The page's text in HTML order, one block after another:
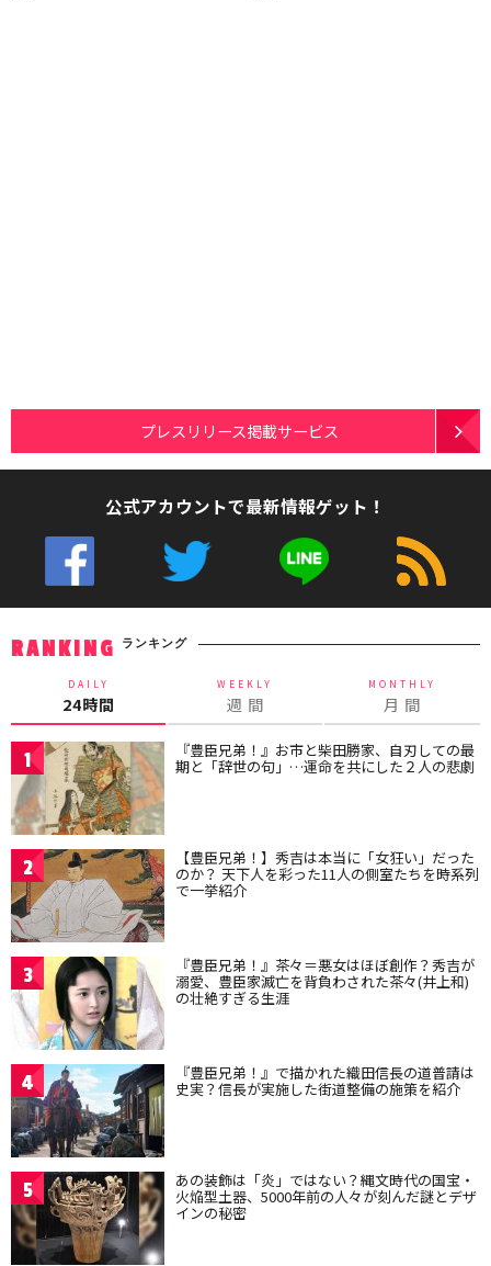
プレスリリース掲載サービス
公式アカウントで最新情報ゲット！
RANKING ランキング
DAILY
24時間
WEEKLY
週 間
MONTHLY
月 間
1 『豊臣兄弟！』お市と柴田勝家、自刃しての最
期と「辞世の句」…運命を共にした２人の悲劇
2 【豊臣兄弟！】秀吉は本当に「女狂い」だった
のか？ 天下人を彩った11人の側室たちを時系列
で一挙紹介
3 『豊臣兄弟！』茶々＝悪女はほぼ創作？秀吉が
溺愛、豊臣家滅亡を背負わされた茶々(井上和)
の壮絶すぎる生涯
4 『豊臣兄弟！』で描かれた織田信長の道普請は
史実？信長が実施した街道整備の施策を紹介
5 あの装飾は「炎」ではない？縄文時代の国宝・
火焔型土器、5000年前の人々が刻んだ謎とデザ
インの秘密